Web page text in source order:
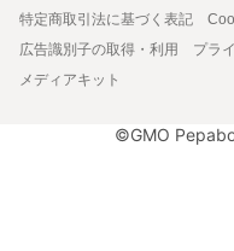
特定商取引法に基づく表記
広告識別子の取得・利用
プラ
メディアキット
©GMO